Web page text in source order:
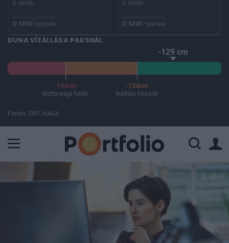
3. blokk
0 MW/ 500 MW
4. blokk
0 MW/ 500 MW
DUNA VÍZÁLLÁSA PAKSNÁL
-129 cm
-144cm
biztonsági határ
-134cm
leállási küszöb
Forrás: OVF, HAEA